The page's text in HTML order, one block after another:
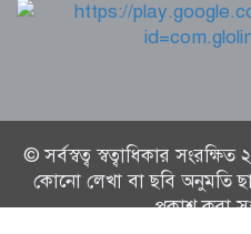
© সর্বস্বত্ব স্বত্বাধিকার
কোনো লেখা বা ছবি অনুমতি
প্রকাশ করা